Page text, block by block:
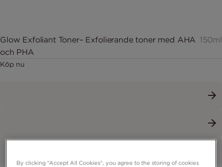
Glow Exfoliant Toner– Exfolierande toner med AHA
och PHA
150ml
Köp nu
By clicking “Accept All Cookies”, you agree to the storing of cookies